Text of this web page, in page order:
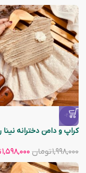
-20%
کراپ و دامن دخترانه
۱,۹۹۸,۰۰۰تومان ۱,۵۹۸,۰۰۰